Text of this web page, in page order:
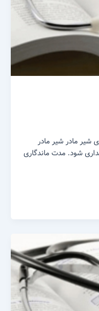
شیر مادر شیر مادر
شود. مدت ماندگاری